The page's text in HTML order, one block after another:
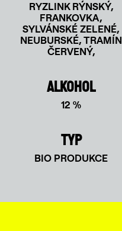
RYZLINK RÝNSKÝ,
FRANKOVKA,
SYLVÁNSKÉ ZELENÉ,
NEUBURSKÉ, TRAMÍN
ČERVENÝ,
ALKOHOL
12 %
TYP
BIO PRODUKCE